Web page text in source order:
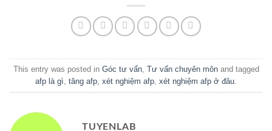
(Opens
new
window)
This entry was posted in Góc tư vấn, Tư vấn chuyên mônand tagged
afp là gì tăng afp xét nghiệm afp xét nghiệm afp ở đâu
TUYENLAB